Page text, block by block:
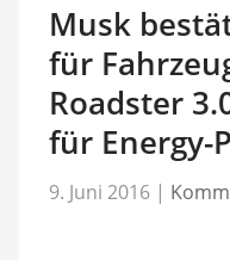
Musk
für
Roadster
für Energy-
9. Juni 2016 |